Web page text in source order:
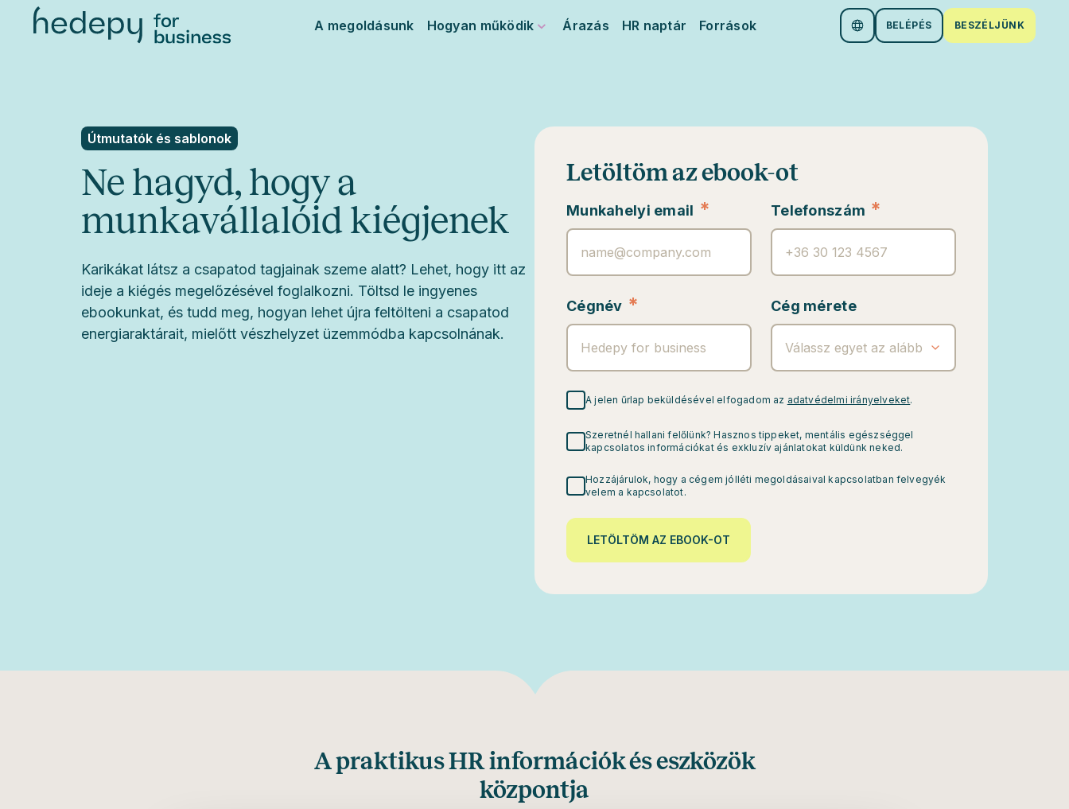
A megoldásunk Hogyan működik Árazás HR naptár Források BELÉPÉS BESZÉLJÜNK
Útmutatók és sablonok
Ne hagyd, hogy a
munkavállalóid kiégjenek
Karikákat látsz a csapatod tagjainak szeme alatt? Lehet, hogy itt az
ideje a kiégés megelőzésével foglalkozni. Töltsd le ingyenes
ebookunkat, és tudd meg, hogyan lehet újra feltölteni a csapatod
energiaraktárait, mielőtt vészhelyzet üzemmódba kapcsolnának.
Letöltöm az ebook-ot
Munkahelyi email * Telefonszám *
Cégnév * Cég mérete
Válassz egyet az alábbi lehetőségekből!
A jelen űrlap beküldésével elfogadom az adatvédelmi irányelveket.
Szeretnél hallani felőlünk? Hasznos tippeket, mentális egészséggel
kapcsolatos információkat és exkluzív ajánlatokat küldünk neked.
Hozzájárulok, hogy a cégem jólléti megoldásaival kapcsolatban felvegyék
velem a kapcsolatot.
LETÖLTÖM AZ EBOOK-OT
A praktikus HR információk és eszközök
központja